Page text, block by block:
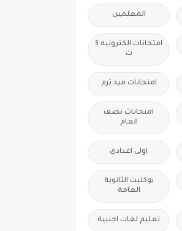
المعلمين
امتحانات الكترونيه 3
ث
امتحانات ميد ترم
امتحانات نصف
العام
اولى اعدادى
بوكليت الثانوية
العامة
تعليم لغات اجنبية